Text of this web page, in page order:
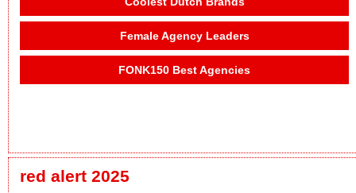
Female Agency Leaders
FONK150 Best Agencies
red alert 2025